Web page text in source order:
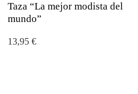
Taza “La mejor modista del
mundo”
13,95 €